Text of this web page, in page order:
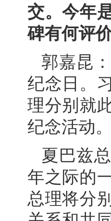
交。今年
碑有何评
郭嘉昆
纪念日。
理分别就
纪念活动。
夏巴兹
年之际的
总理将分